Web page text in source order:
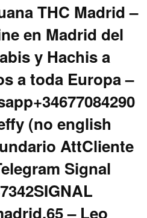
THC Madrid –
en Madrid del
y Hachis a
a toda Europa –
(no english
AttCliente
Signal
– Leo